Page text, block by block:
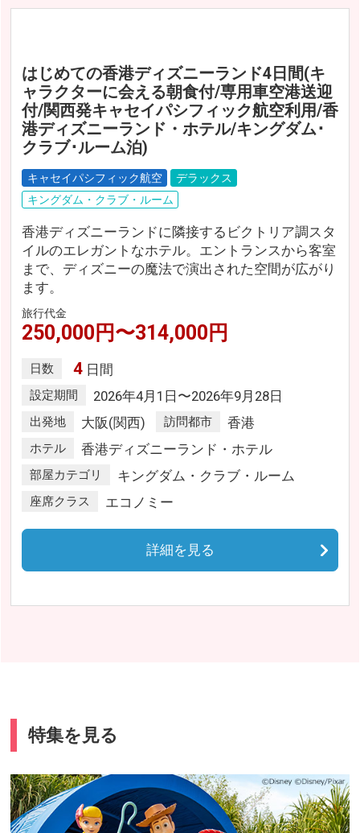
はじめての香港ディズニーランド4日間(キ
ャラクターに会える朝食付/専用車空港送迎
付/関西発キャセイパシフィック航空利用/香
港ディズニーランド・ホテル/キングダム･
クラブ･ルーム泊)
キャセイパシフィック航空
デラックス
キングダム・クラブ・ルーム
香港ディズニーランドに隣接するビクトリア調スタ
イルのエレガントなホテル。エントランスから客室
まで、ディズニーの魔法で演出された空間が広がり
ます。
旅行代金
250,000円〜314,000円
日数 4 日間
設定期間 2026年4月1日〜2026年9月28日
出発地 大阪(関西) 訪問都市 香港
ホテル 香港ディズニーランド・ホテル
部屋カテゴリ キングダム・クラブ・ルーム
座席クラス エコノミー
詳細を見る
特集を見る